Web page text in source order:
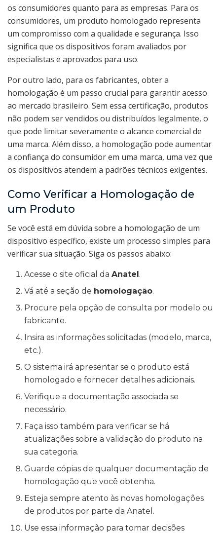
os consumidores quanto para as empresas. Para os
consumidores, um produto homologado representa
um compromisso com a qualidade e segurança. Isso
significa que os dispositivos foram avaliados por
especialistas e aprovados para uso.
Por outro lado, para os fabricantes, obter a
homologação é um passo crucial para garantir acesso
ao mercado brasileiro. Sem essa certificação, produtos
não podem ser vendidos ou distribuídos legalmente, o
que pode limitar severamente o alcance comercial de
uma marca. Além disso, a homologação pode aumentar
a confiança do consumidor em uma marca, uma vez que
os dispositivos atendem a padrões técnicos exigentes.
Como Verificar a Homologação de
um Produto
Se você está em dúvida sobre a homologação de um
dispositivo específico, existe um processo simples para
verificar sua situação. Siga os passos abaixo:
Acesse o site oficial daAnatel.
Vá até a seção de homologação.
Procure pela opção de consulta por modelo ou
fabricante.
Insira as informações solicitadas (modelo, marca,
etc.).
O sistema irá apresentar se o produto está
homologado e fornecer detalhes adicionais.
Verifique a documentação associada se
necessário.
Faça isso também para verificar se há
atualizações sobre a validação do produto na
sua categoria.
Guarde cópias de qualquer documentação de
homologação que você obtenha.
Esteja sempre atento às novas homologações
de produtos por parte da Anatel.
Use essa informação para tomar decisões